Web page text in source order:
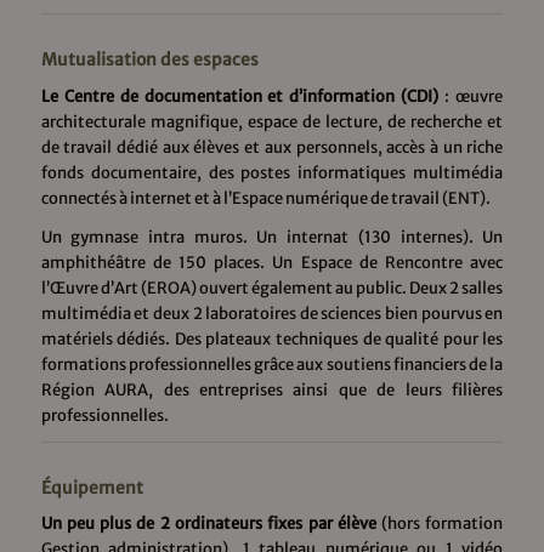
Mutualisation des espaces
Le Centre de documentation et d’information (CDI) : œuvre
architecturale magnifique, espace de lecture, de recherche et
de travail dédié aux élèves et aux personnels, accès à un riche
fonds documentaire, des postes informatiques multimédia
connectés à internet et à l’Espace numérique de travail (ENT).
Un gymnase intra muros. Un internat (130 internes). Un
amphithéâtre de 150 places. Un Espace de Rencontre avec
l’Œuvre d’Art (EROA) ouvert également au public. Deux 2 salles
multimédia et deux 2 laboratoires de sciences bien pourvus en
matériels dédiés. Des plateaux techniques de qualité pour les
formations professionnelles grâce aux soutiens financiers de la
Région AURA, des entreprises ainsi que de leurs filières
professionnelles.
Équipement
Un peu plus de 2 ordinateurs fixes par élève(hors formation